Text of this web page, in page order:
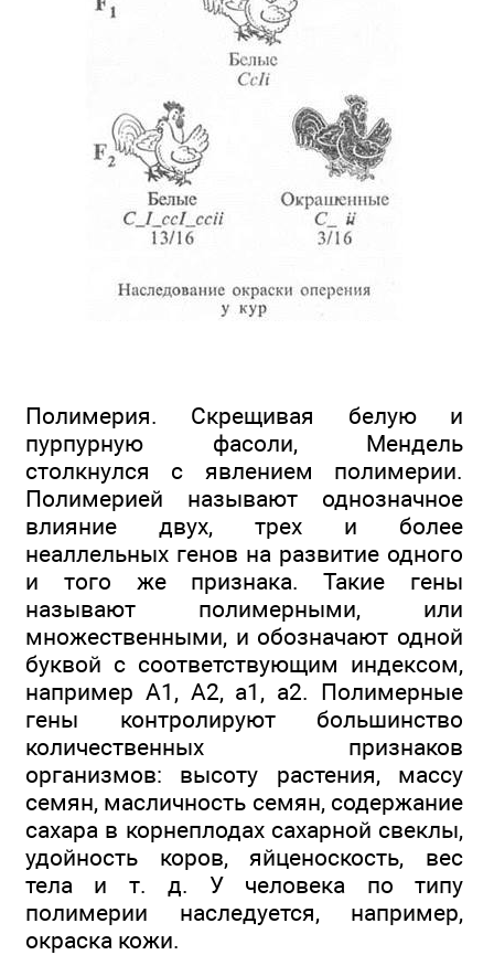
Полимерия. Скрещивая белую и
пурпурную фасоли, Мендель
столкнулся с явлением полимерии.
Полимерией называют однозначное
влияние двух, трех и более
неаллельных генов на развитие одного
и того же признака. Такие гены
называют полимерными, или
множественными, и обозначают одной
буквой с соответствующим индексом,
например А1, А2, а1, а2. Полимерные
гены контролируют большинство
количественных признаков
организмов: высоту растения, массу
семян, масличность семян, содержание
сахара в корнеплодах сахарной свеклы,
удойность коров, яйценоскость, вес
тела и т. д. У человека по типу
полимерии наследуется, например,
окраска кожи.